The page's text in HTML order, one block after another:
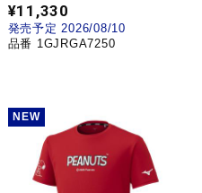
¥11,330
発売予定 2026/08/10
品番 1GJRGA7250
NEW